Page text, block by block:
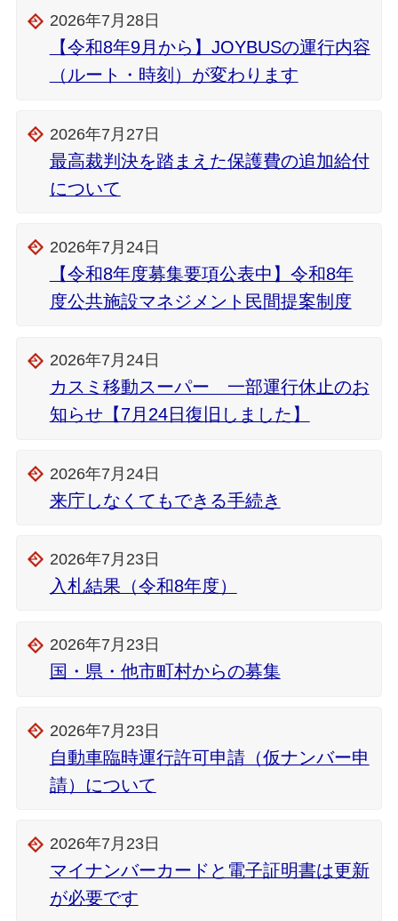
2026年7月28日
【令和8年9月から】JOYBUSの運行内容
（ルート・時刻）が変わります
2026年7月27日
最高裁判決を踏まえた保護費の追加給付
について
2026年7月24日
【令和8年度募集要項公表中】令和8年
度公共施設マネジメント民間提案制度
2026年7月24日
カスミ移動スーパー 一部運行休止のお
知らせ【7月24日復旧しました】
2026年7月24日
来庁しなくてもできる手続き
2026年7月23日
入札結果（令和8年度）
2026年7月23日
国・県・他市町村からの募集
2026年7月23日
自動車臨時運行許可申請（仮ナンバー申
請）について
2026年7月23日
マイナンバーカードと電子証明書は更新
が必要です